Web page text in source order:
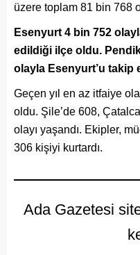
üzere toplam 81 bin 768
Esenyurt 4 bin 752
edildiği ilçe oldu.
olayla Esenyurt’u takip
Geçen yıl en az itfaiye
oldu. Şile’de 608,
olayı yaşandı. Ekipler,
306 kişiyi kurtardı.
Ada Gazetesi